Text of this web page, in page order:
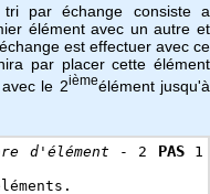
par échange consiste a
élément avec un autre et
est effectuer avec ce
par placer cette élément
le 2ièmeélément jusqu'à
d'élément - 2 PAS1